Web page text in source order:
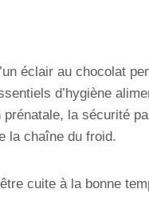
éclair au chocolat
d’hygiène
prénatale, la sécurité
la chaîne du froid.
cuite à la bonne